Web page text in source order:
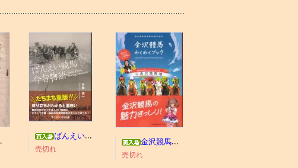
ばんえい競馬今昔物語
売切れ
金沢競馬わくわくブック
売切れ